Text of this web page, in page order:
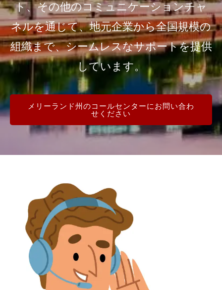
ト、その他のコミュニケーションチャ
ネルを通じて、地元企業から全国規模の
組織まで、シームレスなサポートを提供
しています。
メリーランド州のコールセンターにお問い合わ
せください